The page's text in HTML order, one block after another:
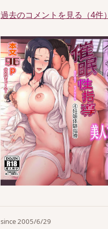
過去のコメントを見る（4件
since 2005/6/29